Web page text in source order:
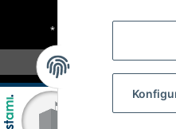
* Alle Preise inkl. gesetzlicher